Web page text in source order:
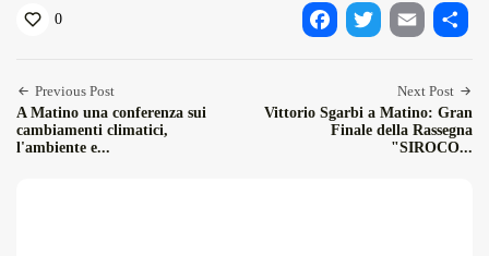
0
Previous Post
A Matino una conferenza sui
cambiamenti climatici,
l'ambiente e...
Next Post
Vittorio Sgarbi a Matino: Gran
Finale della Rassegna
"SIROCO...